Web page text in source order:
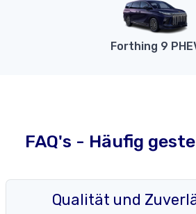
Forthing 9
FAQ's - Häufig
Qualität und